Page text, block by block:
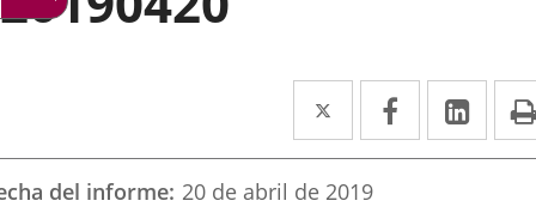
Twitter
Enlace
a
una
Facebook
Enlace
a
a
del informe 20 de abril de 2019